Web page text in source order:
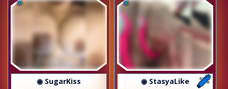
◉ SugarKiss
◉ StasyaLike